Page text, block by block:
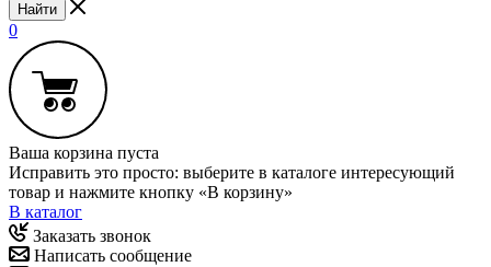
Найти
0
Ваша корзина пуста
Исправить это просто: выберите в каталоге интересующий
товар и нажмите кнопку «В корзину»
В каталог
Заказать звонок
Написать сообщение